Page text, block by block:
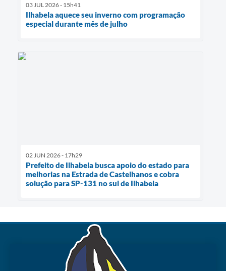
03 JUL 2026 - 15h41
Ilhabela aquece seu inverno com programação
especial durante mês de julho
02 JUN 2026 - 17h29
Prefeito de Ilhabela busca apoio do estado para
melhorias na Estrada de Castelhanos e cobra
solução para SP-131 no sul de Ilhabela